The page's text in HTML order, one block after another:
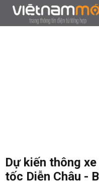
Dự kiến thông
tốc Diễn Châu -